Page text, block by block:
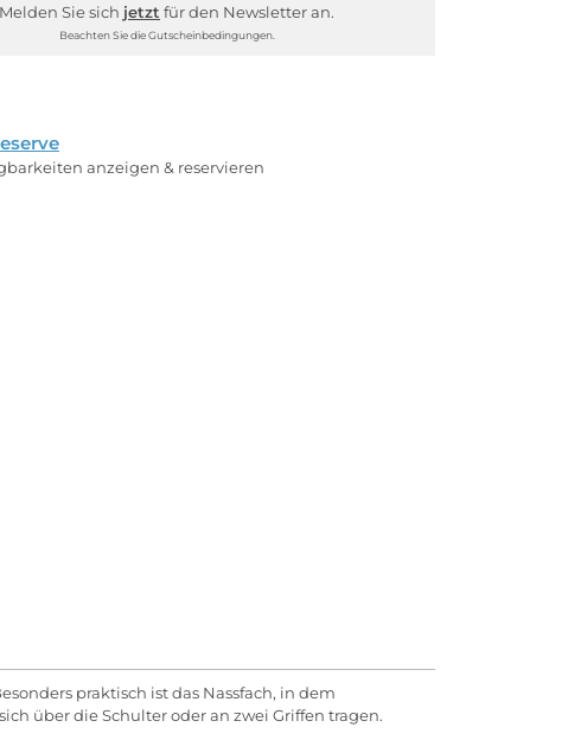
Melden Sie sich jetzt für den Newsletter an.
Beachten Sie die Gutscheinbedingungen.
anzeigen & reservieren
praktisch ist das Nassfach, in dem
über die Schulter oder an zwei Griffen tragen.